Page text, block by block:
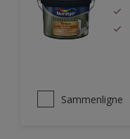
Sammenligne